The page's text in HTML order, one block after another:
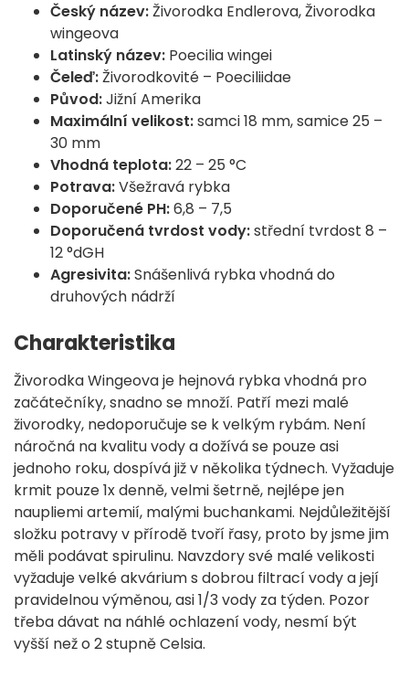
Český název:Živorodka Endlerova, Živorodka
wingeova
Latinský název: Poecilia wingei
Čeleď:Živorodkovité – Poeciliidae
Původ:Jižní Amerika
Maximální velikost:samci 18 mm, samice 25 –
30 mm
Vhodná teplota:22 – 25 °C
Potrava:Všežravá rybka
Doporučené PH:6,8 – 7,5
Doporučená tvrdost vody:střední tvrdost 8 –
12 °dGH
Agresivita:Snášenlivá rybka vhodná do
druhových nádrží
Charakteristika
Živorodka Wingeova je hejnová rybka vhodná pro
začátečníky, snadno se množí. Patří mezi malé
živorodky, nedoporučuje se k velkým rybám. Není
náročná na kvalitu vody a dožívá se pouze asi
jednoho roku, dospívá již v několika týdnech. Vyžaduje
krmit pouze 1x denně, velmi šetrně, nejlépe jen
naupliemi artemií, malými buchankami. Nejdůležitější
složku potravy v přírodě tvoří řasy, proto by jsme jim
měli podávat spirulinu. Navzdory své malé velikosti
vyžaduje velké akvárium s dobrou filtrací vody a její
pravidelnou výměnou, asi 1/3 vody za týden. Pozor
třeba dávat na náhlé ochlazení vody, nesmí být
vyšší než o 2 stupně Celsia.